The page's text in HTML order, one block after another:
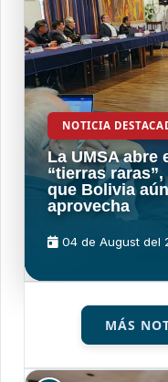
NOTICIA
La UMSA abre
“tierras
que Bolivia
aprovecha
04 de August del
MÁS